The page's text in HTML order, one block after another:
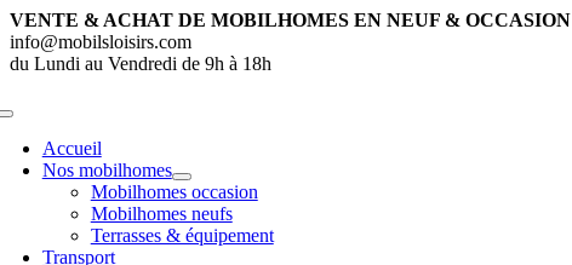
Passer
au
contenu
VENTE & ACHAT DE MOBILHOMES EN NEUF & OCCASION
info@mobilsloisirs.com
du Lundi au Vendredi de 9h à 18h
Toggle
NavigationAccueil
Nos mobilhomes
Mobilhomes occasion
Mobilhomes neufs
Terrasses & équipement
Transport